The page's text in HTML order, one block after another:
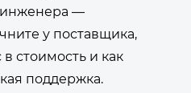
инженера —
у поставщика,
стоимость и как
поддержка.